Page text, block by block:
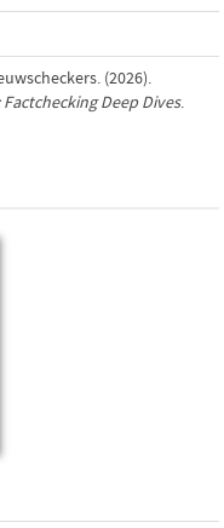
(2026).
Deep Dives.